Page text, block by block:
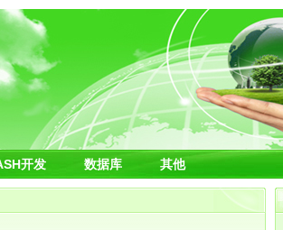
开发 数据库 其他